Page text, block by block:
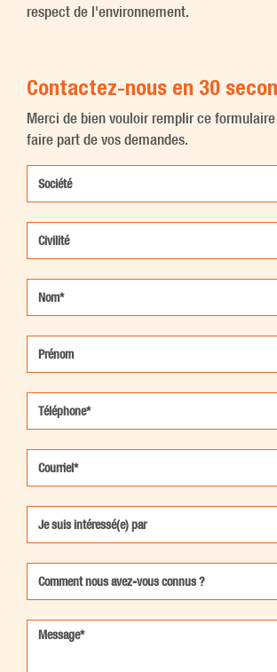
respect de l'environnement.
Contactez-nous en 30
Merci de bien vouloir remplir ce
faire part de vos demandes.